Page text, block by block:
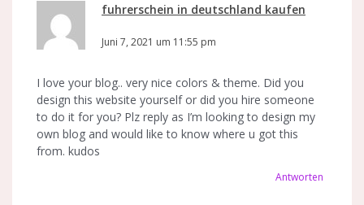
fuhrerschein in deutschland kaufen
sagt:
Juni 7, 2021 um 11:55 pm
I love your blog.. very nice colors & theme. Did you
design this website yourself or did you hire someone
to do it for you? Plz reply as I’m looking to design my
own blog and would like to know where u got this
from. kudos
Antworten